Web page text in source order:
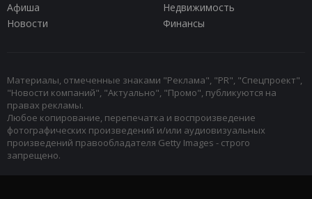
Афиша
Недвижимость
Новости
Финансы
Материалы, отмеченные знаками "Реклама", "PR", "Спецпроект",
"Новости компаний", "Актуально", "Промо", публикуются на
правах рекламы.
Любое копирование, перепечатка и воспроизведение
фотографических произведений и/или аудиовизуальных
произведений правообладателя Getty Images - строго
запрещено.